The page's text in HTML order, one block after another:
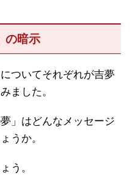
の暗示
ついてそれぞれが吉夢
ました。
」はどんなメッセージ
うか。
う。